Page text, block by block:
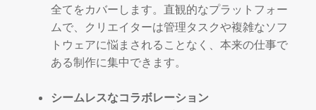
全てをカバーします。直観的なプラットフォー
ムで、クリエイターは管理タスクや複雑なソフ
トウェアに悩まされることなく、本来の仕事で
ある制作に集中できます。
シームレスなコラボレーション